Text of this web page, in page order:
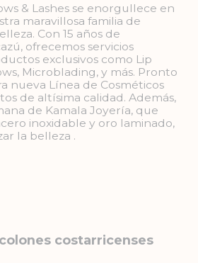
& Lashes se enorgullece en
maravillosa familia de
Con 15 años de
ofrecemos servicios
exclusivos como Lip
Microblading, y más. Pronto
nueva Línea de Cosméticos
de altísima calidad. Además,
de Kamala Joyería, que
inoxidable y oro laminado,
la belleza .
costarricenses